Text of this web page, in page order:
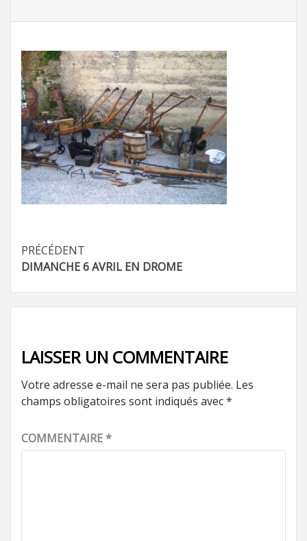
Navigation
d’article
PRÉCÉDENT
DIMANCHE 6 AVRIL EN DROME
LAISSER UN COMMENTAIRE
Votre adresse e-mail ne sera pas publiée. Les
champs obligatoires sont indiqués avec*
COMMENTAIRE*